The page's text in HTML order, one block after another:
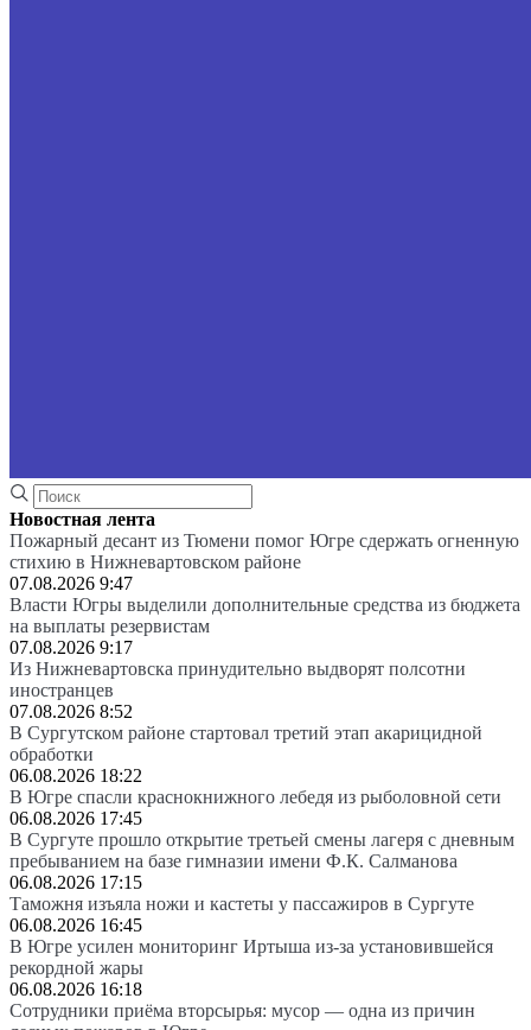
Новостная лента
Пожарный десант из Тюмени помог Югре сдержать огненную
стихию в Нижневартовском районе
07.08.2026 9:47
Власти Югры выделили дополнительные средства из бюджета
на выплаты резервистам
07.08.2026 9:17
Из Нижневартовска принудительно выдворят полсотни
иностранцев
07.08.2026 8:52
В Сургутском районе стартовал третий этап акарицидной
обработки
06.08.2026 18:22
В Югре спасли краснокнижного лебедя из рыболовной сети
06.08.2026 17:45
В Сургуте прошло открытие третьей смены лагеря с дневным
пребыванием на базе гимназии имени Ф.К. Салманова
06.08.2026 17:15
Таможня изъяла ножи и кастеты у пассажиров в Сургуте
06.08.2026 16:45
В Югре усилен мониторинг Иртыша из-за установившейся
рекордной жары
06.08.2026 16:18
Сотрудники приёма вторсырья: мусор — одна из причин